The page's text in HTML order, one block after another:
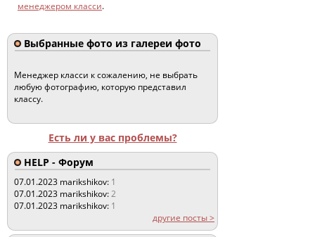
менеджером класси.
Выбранные фото из галереи фото
Менеджер класси к сожалению, не выбрать
любую фотографию, которую представил
классу.
Есть ли у вас проблемы?
HELP - Форум
07.01.2023 marikshikov: 1
07.01.2023 marikshikov:2
07.01.2023 marikshikov: 1
другие посты >